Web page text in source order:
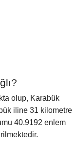
olup, Karabük
iline 31 kilometre
40.9192 enlem